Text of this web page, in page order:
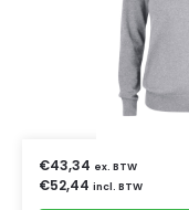
€43,34 ex. BTW
€52,44 incl. BTW